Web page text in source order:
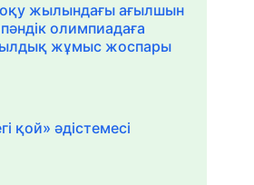
жылындағы ағылшын
пәндік олимпиадаға
жұмыс жоспары
қой» әдістемесі